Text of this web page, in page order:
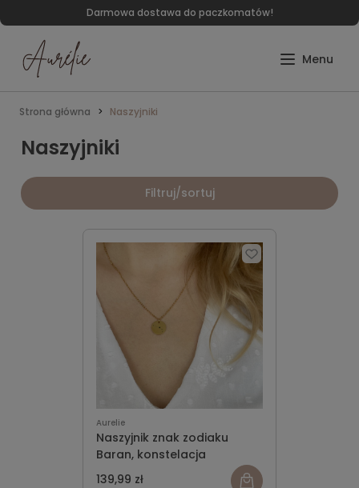
Darmowa dostawa do paczkomatów!
Strona główna Naszyjniki
Naszyjniki
Filtruj/sortuj
Aurelie
Naszyjnik znak zodiaku
Baran, konstelacja
139,99 zł